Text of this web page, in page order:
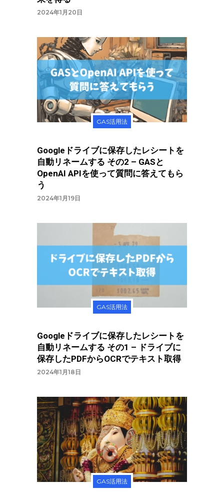
2024年1月20日
GAS活用法
Googleドライブに保存したレシートを
自動リネームする その2 – GASと
OpenAI APIを使って質問に答えてもら
う
2024年1月19日
GAS活用法
Googleドライブに保存したレシートを
自動リネームする その1 – ドライブに
保存したPDFからOCRでテキスト取得
2024年1月18日
GAS活用法